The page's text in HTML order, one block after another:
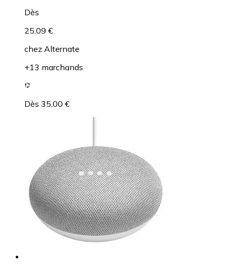
Dès
25,09 €
chez Alternate
+13 marchands
Dès 35,00 €